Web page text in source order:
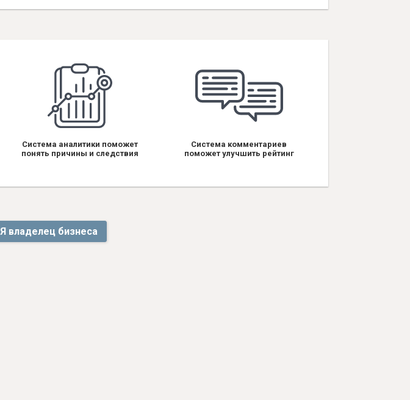
Система аналитики поможет
понять причины и следствия
Система комментариев
поможет улучшить рейтинг
Я владелец бизнеса